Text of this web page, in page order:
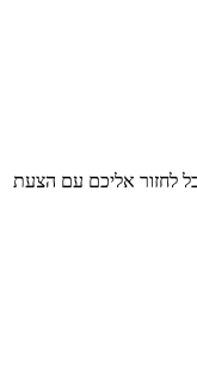
לחזור אליכם עם הצעת